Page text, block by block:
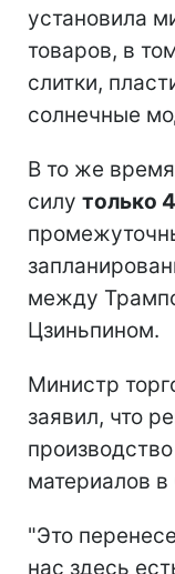
установила
товаров, в
слитки,
солнечные
В то же
силу только
между
Цзиньпином.
Министр
заявил, что
материалов
"Это
нас здесь